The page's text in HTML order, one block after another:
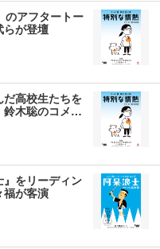
のアフタートー
が登壇
高校生たちを
鈴木聡のコメ…
をリーディン
が客演